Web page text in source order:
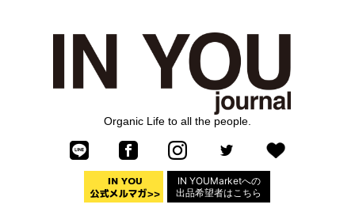
Organic Life to all the people.
IN YOUMarketへの
出品希望者はこちら